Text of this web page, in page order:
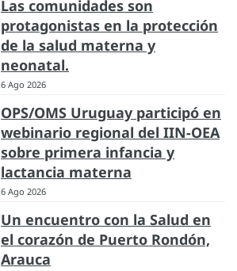
Las comunidades son
protagonistas en la protección
de la salud materna y
neonatal.
6 Ago 2026
OPS/OMS Uruguay participó en
webinario regional del IIN-OEA
sobre primera infancia y
lactancia materna
6 Ago 2026
Un encuentro con la Salud en
el corazón de Puerto Rondón,
Arauca